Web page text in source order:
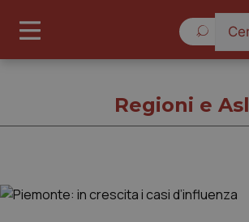
Regioni e Asl